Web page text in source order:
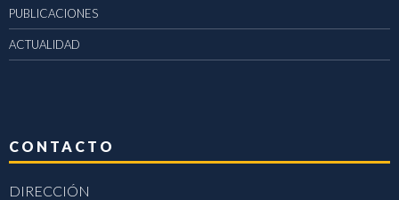
PUBLICACIONES
ACTUALIDAD
CONTACTO
DIRECCIÓN